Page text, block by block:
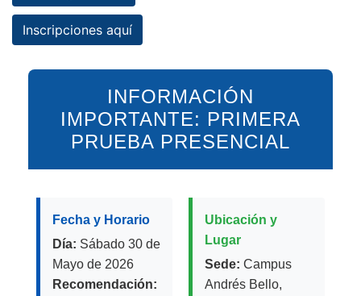
Inscripciones aquí
INFORMACIÓN
IMPORTANTE: PRIMERA
PRUEBA PRESENCIAL
Fecha y Horario
Día: Sábado 30 de
Mayo de 2026
Recomendación:
Ubicación y
Lugar
Sede: Campus
Andrés Bello,